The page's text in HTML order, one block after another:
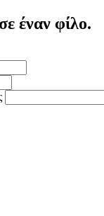
έναν φίλο.